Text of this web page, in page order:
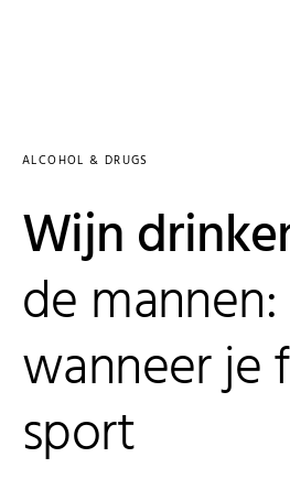
ALCOHOL & DRUGS
Wijn
de
wanneer je
sport